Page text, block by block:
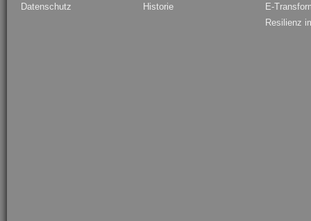
Datenschutz
Historie
E-
Resilienz